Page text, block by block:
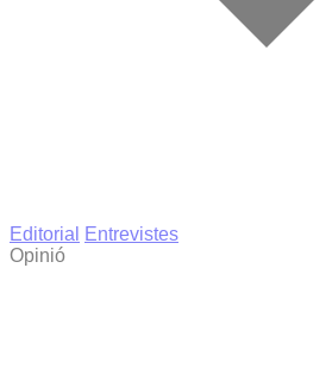
Editorial
Entrevistes
Opinió